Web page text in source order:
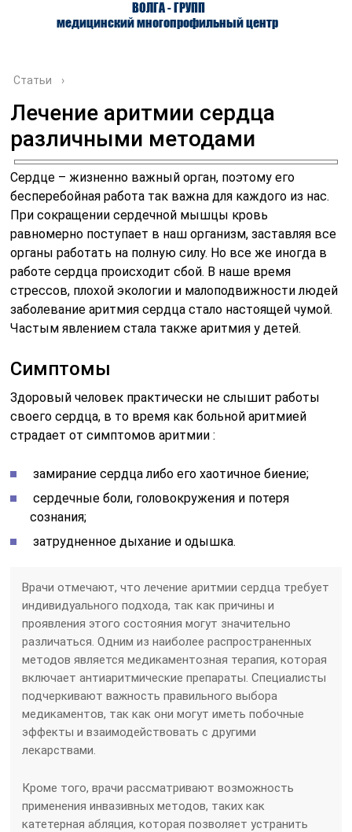
ВОЛГА - ГРУПП
медицинский многопрофильный центр
О ЦЕНТРЕ ВРАЧИ
Статьи ›
Лечение аритмии сердца
различными методами
Сердце – жизненно важный орган, поэтому его
бесперебойная работа так важна для каждого из нас.
При сокращении сердечной мышцы кровь
равномерно поступает в наш организм, заставляя все
органы работать на полную силу. Но все же иногда в
работе сердца происходит сбой. В наше время
стрессов, плохой экологии и малоподвижности людей
заболевание аритмия сердца стало настоящей чумой.
Частым явлением стала также аритмия у детей.
Симптомы
Здоровый человек практически не слышит работы
своего сердца, в то время как больной аритмией
страдает от симптомов аритмии :
замирание сердца либо его хаотичное биение;
сердечные боли, головокружения и потеря
сознания;
затрудненное дыхание и одышка.
Врачи отмечают, что лечение аритмии сердца требует
индивидуального подхода, так как причины и
проявления этого состояния могут значительно
различаться. Одним из наиболее распространенных
методов является медикаментозная терапия, которая
включает антиаритмические препараты. Специалисты
подчеркивают важность правильного выбора
медикаментов, так как они могут иметь побочные
эффекты и взаимодействовать с другими
лекарствами.
Кроме того, врачи рассматривают возможность
применения инвазивных методов, таких как
катетерная абляция, которая позволяет устранить